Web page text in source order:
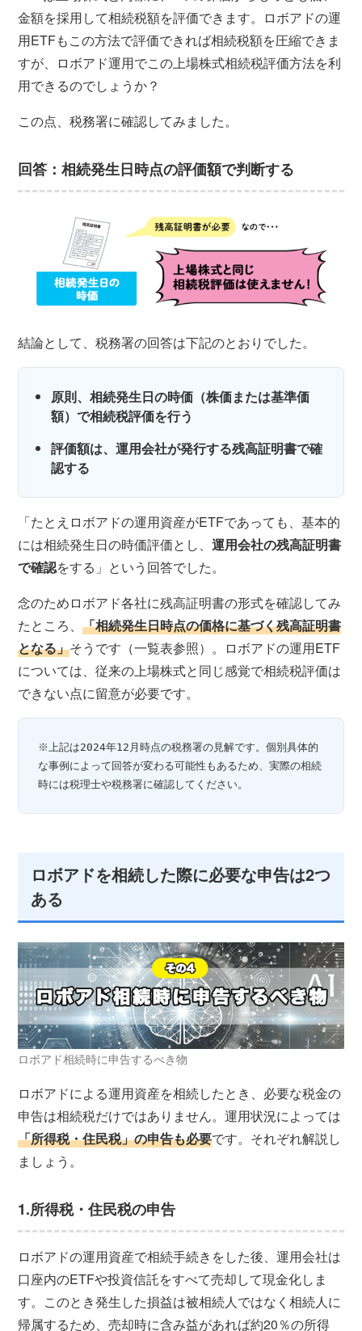
金額を採用して相続税額を評価できます。ロボアドの運
用ETFもこの方法で評価できれば相続税額を圧縮できま
すが、ロボアド運用でこの上場株式相続税評価方法を利
用できるのでしょうか？
この点、税務署に確認してみました。
回答：相続発生日時点の評価額で判断する
結論として、税務署の回答は下記のとおりでした。
原則、相続発生日の時価（株価または基準価
額）で相続税評価を行う
評価額は、運用会社が発行する残高証明書で確
認する
「たとえロボアドの運用資産がETFであっても、基本的
には相続発生日の時価評価とし、運用会社の残高証明書
で確認をする」という回答でした。
念のためロボアド各社に残高証明書の形式を確認してみ
たところ、「相続発生日時点の価格に基づく残高証明書
となる」そうです（一覧表参照）。ロボアドの運用ETF
については、従来の上場株式と同じ感覚で相続税評価は
できない点に留意が必要です。
※上記は2024年12月時点の税務署の見解です。個別具体的
な事例によって回答が変わる可能性もあるため、実際の相続
時には税理士や税務署に確認してください。
ロボアドを相続した際に必要な申告は2つ
ある
ロボアド相続時に申告するべき物
ロボアドによる運用資産を相続したとき、必要な税金の
申告は相続税だけではありません。運用状況によっては
「所得税・住民税」の申告も必要です。それぞれ解説し
ましょう。
1.所得税・住民税の申告
ロボアドの運用資産で相続手続きをした後、運用会社は
口座内のETFや投資信託をすべて売却して現金化しま
す。このとき発生した損益は被相続人ではなく相続人に
帰属するため、売却時に含み益があれば約20％の所得